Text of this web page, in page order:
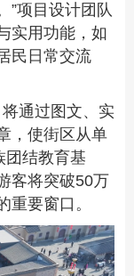
”项目设计团队
实用功能，如
民日常交流
通过图文、实
，使街区从单
团结教育基
客将突破50万
重要窗口。